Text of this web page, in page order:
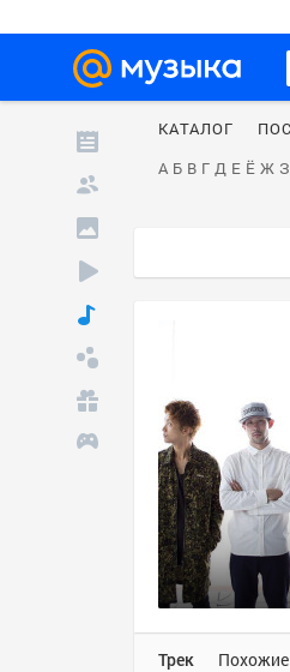
КАТАЛОГ
А Б В Г Д Е Ё Ж З
Трек Похожие